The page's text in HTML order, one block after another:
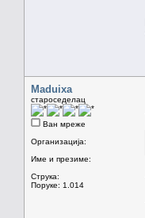
Maduixa
староседелац
Ван мреже
Организација:
Име и презиме:
Струка:
Поруке: 1.014